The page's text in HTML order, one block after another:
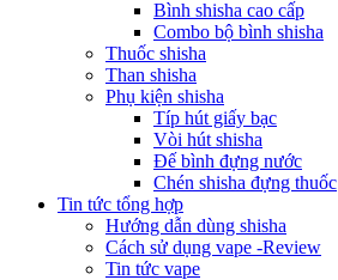
Bình shisha cao cấp
Combo bộ bình shisha
Thuốc shisha
Than shisha
Phụ kiện shisha
Típ hút giấy bạc
Vòi hút shisha
Đế bình đựng nước
Chén shisha đựng thuốc
Tin tức tổng hợp
Hướng dẫn dùng shisha
Cách sử dụng vape -Review
Tin tức vape